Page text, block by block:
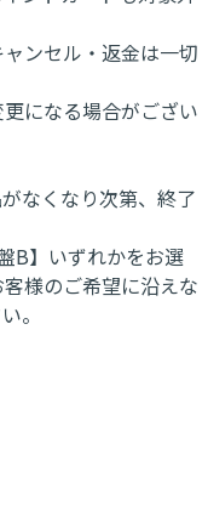
ンセル・返金は一切
になる場合がござい
なくなり次第、終了
B】いずれかをお選
様のご希望に沿えな
。